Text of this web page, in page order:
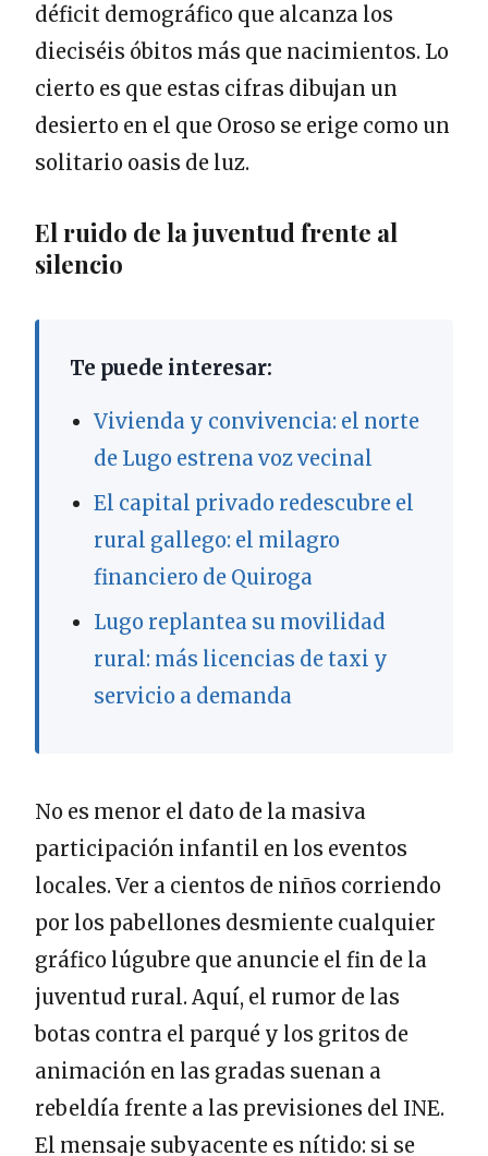
déficit demográfico que alcanza los
dieciséis óbitos más que nacimientos. Lo
cierto es que estas cifras dibujan un
desierto en el que Oroso se erige como un
solitario oasis de luz.
El ruido de la juventud frente al
silencio
Te puede interesar:
Vivienda y convivencia: el norte
de Lugo estrena voz vecinal
El capital privado redescubre el
rural gallego: el milagro
financiero de Quiroga
Lugo replantea su movilidad
rural: más licencias de taxi y
servicio a demanda
No es menor el dato de la masiva
participación infantil en los eventos
locales. Ver a cientos de niños corriendo
por los pabellones desmiente cualquier
gráfico lúgubre que anuncie el fin de la
juventud rural. Aquí, el rumor de las
botas contra el parqué y los gritos de
animación en las gradas suenan a
rebeldía frente a las previsiones del INE.
El mensaje subyacente es nítido: si se